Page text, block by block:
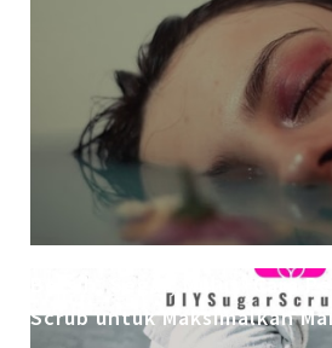
Bersih, Segar, Mulus: Cara
Scrub untuk Maksimalkan